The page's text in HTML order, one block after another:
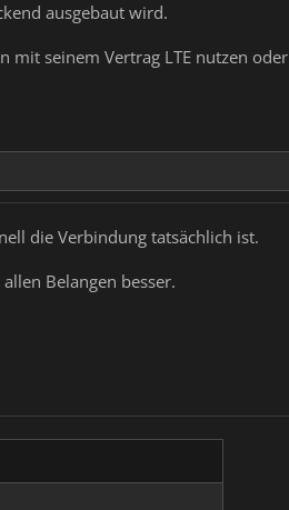
ausgebaut wird.
mit seinem Vertrag LTE nutzen
die Verbindung tatsächlich ist.
Belangen besser.